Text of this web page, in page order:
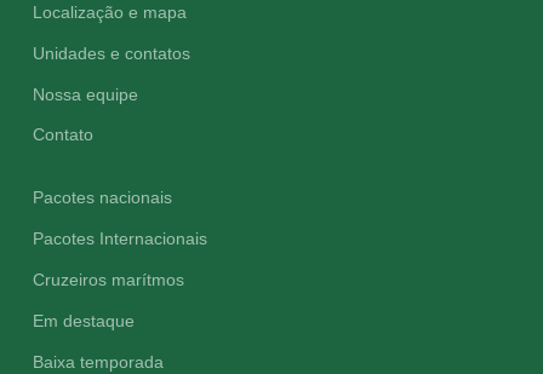
Localização e mapa
Unidades e contatos
Nossa equipe
Contato
Pacotes nacionais
Pacotes Internacionais
Cruzeiros marítmos
Em destaque
Baixa temporada